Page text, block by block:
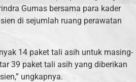
Gumas bersama para kader
di sejumlah ruang perawatan
14 paket tali asih untuk masing-
39 paket tali asih yang diberikan
ungkapnya.